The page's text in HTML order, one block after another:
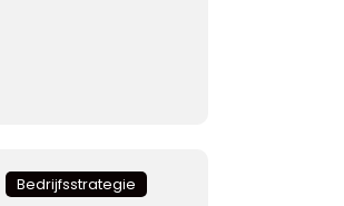
Bedrijfsstrategie